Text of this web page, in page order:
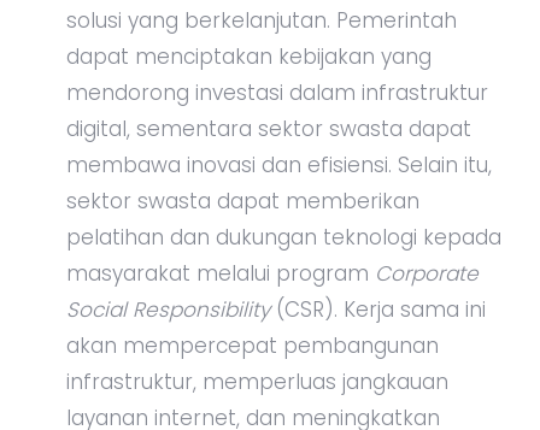
solusi yang berkelanjutan. Pemerintah
dapat menciptakan kebijakan yang
mendorong investasi dalam infrastruktur
digital, sementara sektor swasta dapat
membawa inovasi dan efisiensi. Selain itu,
sektor swasta dapat memberikan
pelatihan dan dukungan teknologi kepada
masyarakat melalui program Corporate
Social Responsibility(CSR). Kerja sama ini
akan mempercepat pembangunan
infrastruktur, memperluas jangkauan
layanan internet, dan meningkatkan